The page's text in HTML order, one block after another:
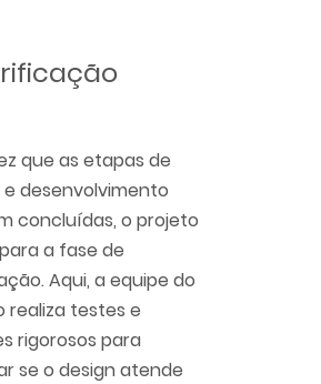
que as etapas de
e desenvolvimento
concluídas, o projeto
a fase de
Aqui, a equipe do
realiza testes e
rigorosos para
se o design atende